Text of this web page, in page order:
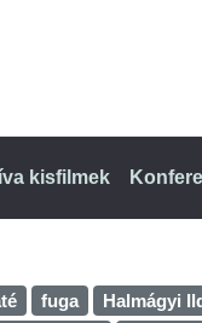
kisfilmek
fuga Halmágyi